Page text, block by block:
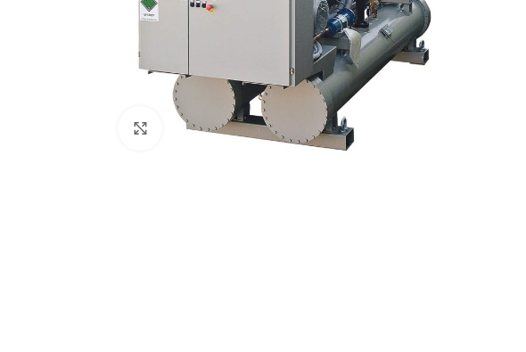
Увеличить